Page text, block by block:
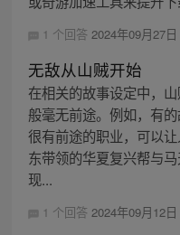
1 个回答 2024年09月27
无敌从山贼开始
在相关的故事设定中，
般毫无前途。例如，有
很有前途的职业，可以
东带领的华夏复兴帮与
现...
1 个回答 2024年09月12